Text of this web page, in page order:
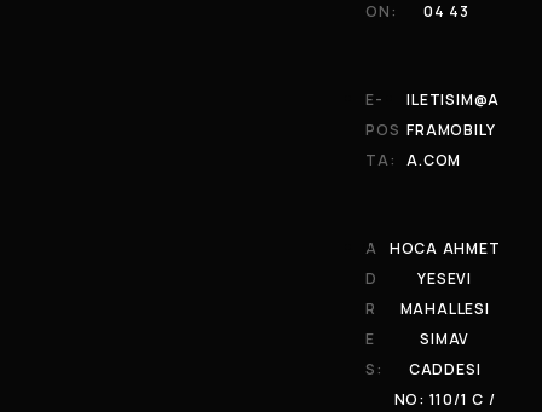
ON:
04 43
E-
POS
TA:
ILETISIM@A
FRAMOBILY
A.COM
A
D
R
E
S:
HOCA AHMET
YESEVI
MAHALLESI
SIMAV
CADDESI
NO: 110/1 C /